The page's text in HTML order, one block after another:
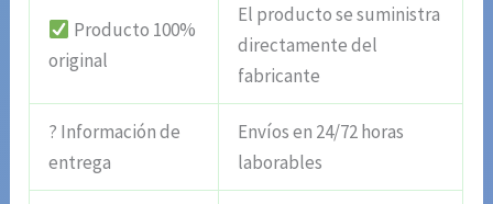
Producto 100%
original
El producto se suministra
directamente del
fabricante
? Información de
entrega
Envíos en 24/72 horas
laborables